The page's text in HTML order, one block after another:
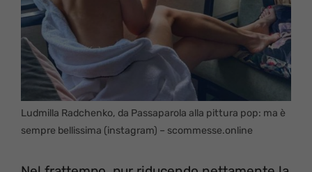
Ludmilla Radchenko, da Passaparola alla pittura pop: ma è
sempre bellissima (instagram) – scommesse.online